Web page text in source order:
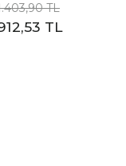
TL
TL